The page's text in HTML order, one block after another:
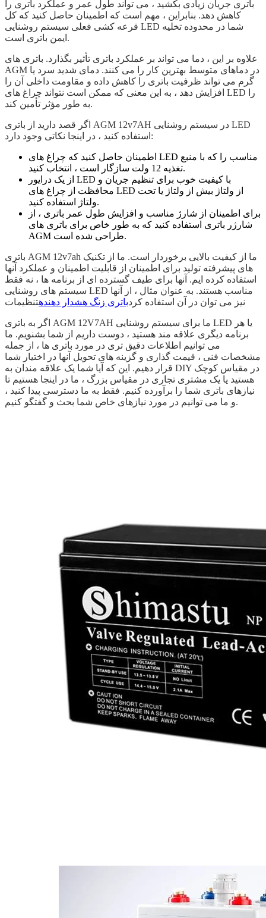
باتری جریان زیادی بکشید ، می تواند طول عمر و عملکرد باتری را
کاهش دهد. بنابراین ، مهم است که اطمینان حاصل کنید که کل
قرعه کشی فعلی سیستم روشنایی LED شما در محدوده تخلیه
ایمن باتری است.
علاوه بر این ، دما می تواند بر عملکرد باتری تأثیر بگذارد. باتری های
AGM در دماهای متوسط ​​بهترین کار را می کنند. دمای شدید سرد یا
گرم می تواند ظرفیت باتری را کاهش داده و مقاومت داخلی آن را
افزایش دهد ، به این معنی که ممکن است نتواند چراغ های LED را
به طور مؤثر تأمین کند.
اگر قصد دارید از باتری AGM 12v7AH در سیستم روشنایی LED
استفاده کنید ، در اینجا نکاتی وجود دارد:
اطمینان حاصل کنید که چراغ های LED مناسب را که با منبع
تغذیه 12 ولت سازگار است ، انتخاب کنید.
از یک درایور LED با کیفیت خوب برای تنظیم جریان و
محافظت از چراغ های LED از ولتاژ بیش از ولتاژ یا تحت
ولتاژ استفاده کنید.
برای اطمینان از شارژ مناسب و افزایش طول عمر باتری ، از
شارژر باتری استفاده کنید که به طور خاص برای باتری های
AGM طراحی شده است.
باتری AGM 12v7ah ما از کیفیت بالایی برخوردار است. ما از تکنیک
های پیشرفته تولید برای اطمینان از قابلیت اطمینان و عملکرد آنها
استفاده کرده ایم. آنها برای طیف گسترده ای از برنامه ها ، نه فقط
سیستم های روشنایی LED مناسب هستند. به عنوان مثال ، از آنها
نیز می توان در آن استفاده کردباتری زنگ هشدار دهندهتنظیمات
اگر به باتری AGM 12V7AH ما برای سیستم روشنایی LED یا هر
برنامه دیگری علاقه مند هستید ، دوست داریم از شما بشنویم. ما
می توانیم اطلاعات دقیق تری در مورد باتری ها ، از جمله
مشخصات فنی ، قیمت گذاری و گزینه های تحویل آنها در اختیار شما
قرار دهیم. این که آیا شما یک علاقه مندان به DIY در مقیاس کوچک
هستید یا یک مشتری تجاری در مقیاس بزرگ ، ما در اینجا هستیم تا
نیازهای باتری شما را برآورده کنیم. فقط به ما دسترسی پیدا کنید ،
و ما می توانیم در مورد نیازهای خاص شما بحث و گفتگو کنیم.